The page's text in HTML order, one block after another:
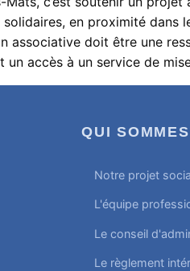
en proximité dans
associative doit être une
un accès à un service de
QUI
Notre projet
L'équipe
Le conseil
Le règlement